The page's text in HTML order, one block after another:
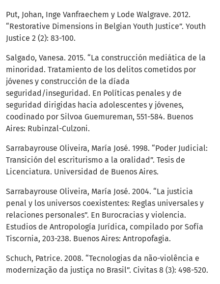
Put, Johan, Inge Vanfraechem y Lode Walgrave. 2012.
“Restorative Dimensions in Belgian Youth Justice”. Youth
Justice 2 (2): 83-100.
Salgado, Vanesa. 2015. “La construcción mediática de la
minoridad. Tratamiento de los delitos cometidos por
jóvenes y construcción de la díada
seguridad/inseguridad. En Políticas penales y de
seguridad dirigidas hacia adolescentes y jóvenes,
coodinado por Silvoa Guemureman, 551-584. Buenos
Aires: Rubinzal-Culzoni.
Sarrabayrouse Oliveira, María José. 1998. “Poder Judicial:
Transición del escriturismo a la oralidad”. Tesis de
Licenciatura. Universidad de Buenos Aires.
Sarrabayrouse Oliveira, María José. 2004. “La justicia
penal y los universos coexistentes: Reglas universales y
relaciones personales”. En Burocracias y violencia.
Estudios de Antropología Jurídica, compilado por Sofía
Tiscornia, 203-238. Buenos Aires: Antropofagia.
Schuch, Patrice. 2008. “Tecnologias da não-violência e
modernização da justiça no Brasil”. Civitas 8 (3): 498-520.